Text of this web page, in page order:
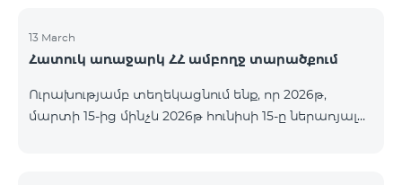
Հարցերի կամ լրացուցիչ տեղեկությունների
համար խնդրում ենք դիմել «Ֆասթ Մեդիա»
13 March
Հատուկ առաջարկ ՀՀ ամբողջ տարածքում
Ուրախությամբ տեղեկացնում ենք, որ 2026թ,
մարտի 15-ից մինչև 2026թ հունիսի 15-ը ներառյալ